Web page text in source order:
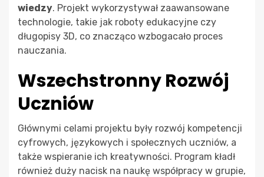
wiedzy. Projekt wykorzystywał zaawansowane
technologie, takie jak roboty edukacyjne czy
długopisy 3D, co znacząco wzbogacało proces
nauczania.
Wszechstronny Rozwój
Uczniów
Głównymi celami projektu były rozwój kompetencji
cyfrowych, językowych i społecznych uczniów, a
także wspieranie ich kreatywności. Program kładł
również duży nacisk na naukę współpracy w grupie,